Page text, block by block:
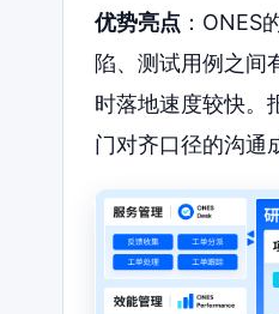
优势亮点 ：ONES
陷、测试用例之间
时落地速度较快。
门对齐口径的沟通